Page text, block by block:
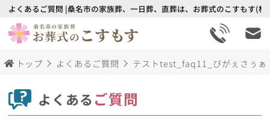
よくあるご質問 |桑名市の家族葬、一日葬、直葬は、お葬式のこすもす(株
トップ よくあるご質問 テストtest_faq11_びがぇさぅぁ
よくあるご質問